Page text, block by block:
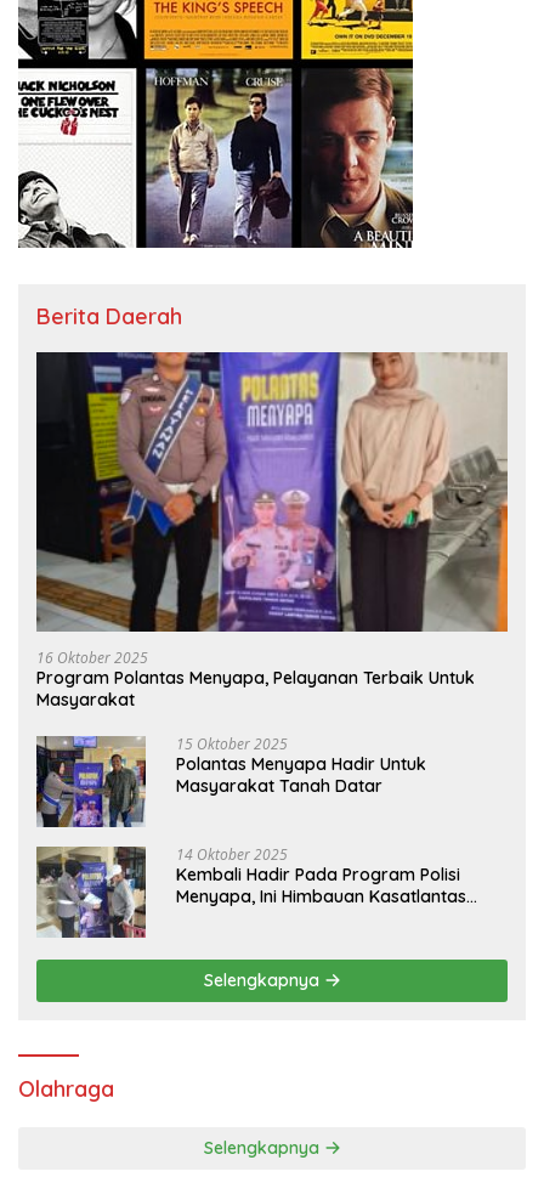
Berita Daerah
16 Oktober 2025
Program Polantas Menyapa, Pelayanan Terbaik Untuk
Masyarakat
15 Oktober 2025
Polantas Menyapa Hadir Untuk
Masyarakat Tanah Datar
14 Oktober 2025
Kembali Hadir Pada Program Polisi
Menyapa, Ini Himbauan Kasatlantas
Selengkapnya
Olahraga
Selengkapnya